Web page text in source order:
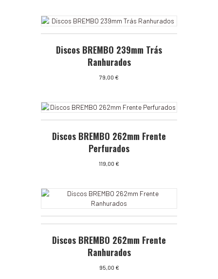
Discos BREMBO 239mm Trás
Ranhurados
79,00 €
Discos BREMBO 262mm Frente
Perfurados
119,00 €
Discos BREMBO 262mm Frente
Ranhurados
95,00 €